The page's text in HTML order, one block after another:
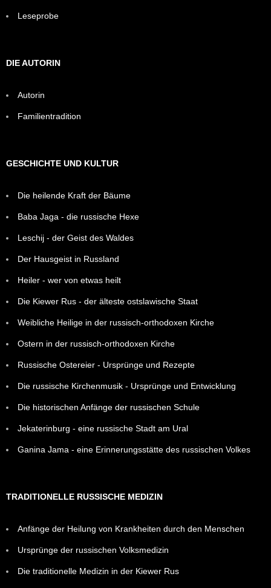
Leseprobe
DIE AUTORIN
Autorin
Familientradition
GESCHICHTE UND KULTUR
Die heilende Kraft der Bäume
Baba Jaga - die russische Hexe
Leschij - der Geist des Waldes
Der Hausgeist in Russland
Heiler - wer von etwas heilt
Die Kiewer Rus - der älteste ostslawische Staat
Weibliche Heilige in der russisch-orthodoxen Kirche
Ostern in der russisch-orthodoxen Kirche
Russische Ostereier - Ursprünge und Rezepte
Die russische Kirchenmusik - Ursprünge und Entwicklung
Die historischen Anfänge der russischen Schule
Jekaterinburg - eine russische Stadt am Ural
Ganina Jama - eine Erinnerungsstätte des russischen Volkes
TRADITIONELLE RUSSISCHE MEDIZIN
Anfänge der Heilung von Krankheiten durch den Menschen
Ursprünge der russischen Volksmedizin
Die traditionelle Medizin in der Kiewer Rus